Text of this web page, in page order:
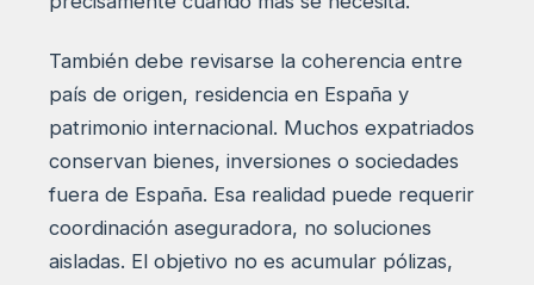
También debe revisarse la coherencia entre
país de origen, residencia en España y
patrimonio internacional. Muchos expatriados
conservan bienes, inversiones o sociedades
fuera de España. Esa realidad puede requerir
coordinación aseguradora, no soluciones
aisladas. El objetivo no es acumular pólizas,